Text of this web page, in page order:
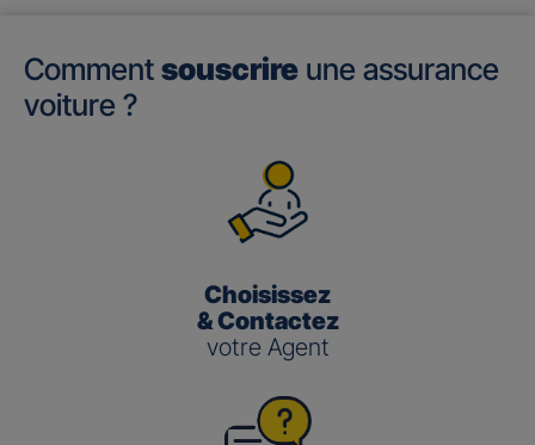
Comment souscrire une assurance
voiture ?
Choisissez
& Contactez
votre Agent